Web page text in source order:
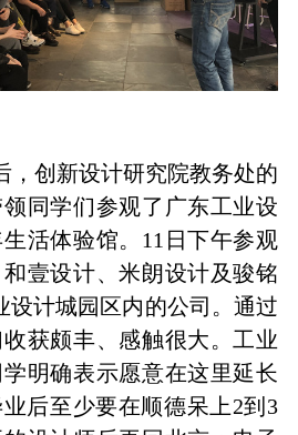
，创新设计研究院教务处的
同学们参观了广东工业设
活体验馆。 11 日下午参观
壹设计、米朗设计及骏铭
设计城园区内的公司。通过
获颇丰、感触很大。工业
明确表示愿意在这里延长
后至少要在顺德呆上2到 3